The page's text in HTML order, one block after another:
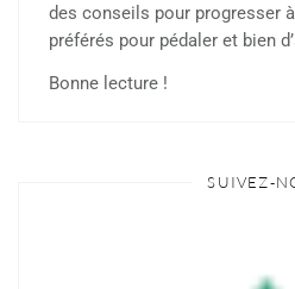
des conseils pour progresser
préférés pour pédaler et bien
Bonne lecture !
SUIVEZ-